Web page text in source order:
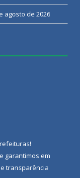
agosto de 2026
!
garantimos em
transparência